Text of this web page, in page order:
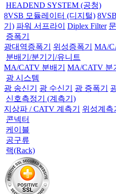
HEADEND SYSTEM (공청)
8VSB 모듈레이터 (디지털)
기) 파워 서프라이 Diplex Filter
증폭기
광대역증폭기
위성증폭기
MA/
분배기/분기기/유니트
MA/CATV 분배기
MA/CATV 분
광 시스템
광 송신기
광 수신기 광 증폭기
신호측정기 (계측기)
지상파 / CATV 계측기
위성계측
콘넥터
케이블
공구류
랙(Rack)